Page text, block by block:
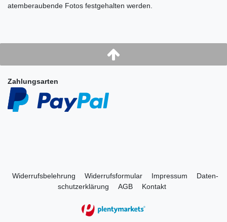
atemberaubende Fotos festgehalten werden.
Zahlungsarten
Widerrufs­belehrung Widerrufs­formular Impressum
Daten­
schutz­erklärung
AGB Kontakt